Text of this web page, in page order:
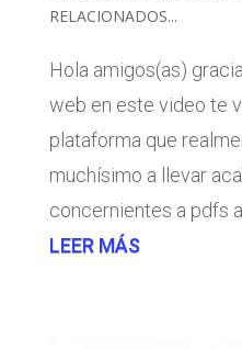
RELACIONADOS...
Hola amigos(as)
web en este video te
plataforma que
muchísimo a llevar
concernientes a pdfs
LEER MÁS